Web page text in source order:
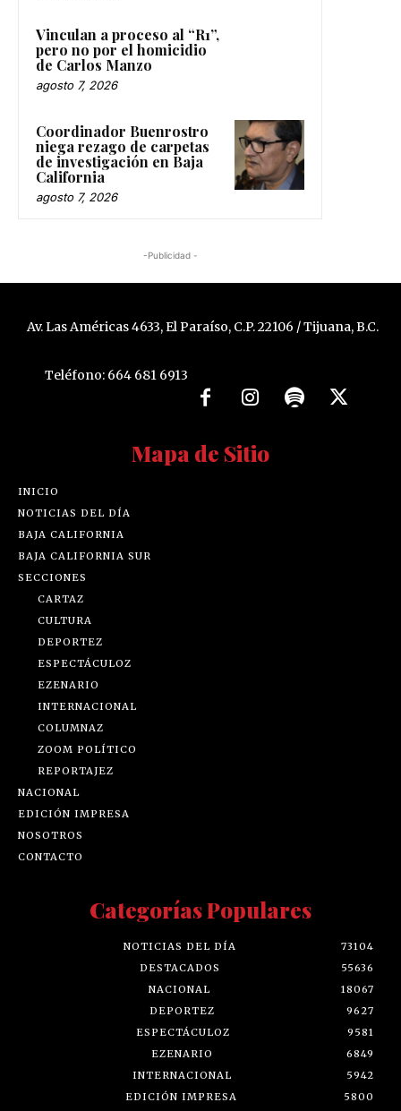
Vinculan a proceso al “R1”,
pero no por el homicidio
de Carlos Manzo
agosto 7, 2026
Coordinador Buenrostro
niega rezago de carpetas
de investigación en Baja
California
agosto 7, 2026
-Publicidad -
Av. Las Américas 4633, El Paraíso, C.P. 22106 / Tijuana, B.C.
Teléfono: 664 681 6913
Mapa de Sitio
INICIO
NOTICIAS DEL DÍA
BAJA CALIFORNIA
BAJA CALIFORNIA SUR
SECCIONES
CARTAZ
CULTURA
DEPORTEZ
ESPECTÁCULOZ
EZENARIO
INTERNACIONAL
COLUMNAZ
ZOOM POLÍTICO
REPORTAJEZ
NACIONAL
EDICIÓN IMPRESA
NOSOTROS
CONTACTO
Categorías Populares
NOTICIAS DEL DÍA
73104
DESTACADOS
55636
NACIONAL
18067
DEPORTEZ
9627
ESPECTÁCULOZ
9581
EZENARIO
6849
INTERNACIONAL
5942
EDICIÓN IMPRESA
5800